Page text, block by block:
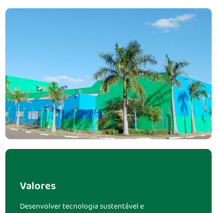
Valores
Desenvolver tecnologia sustentável e